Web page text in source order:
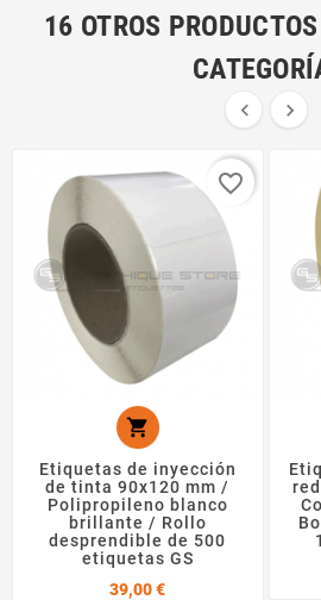
16 OTROS
 

Etiquetas de inyección
de tinta 90x120 mm /
Polipropileno blanco
brillante / Rollo
desprendible de 500
etiquetas GS
39,00 €Precio
favorite_border